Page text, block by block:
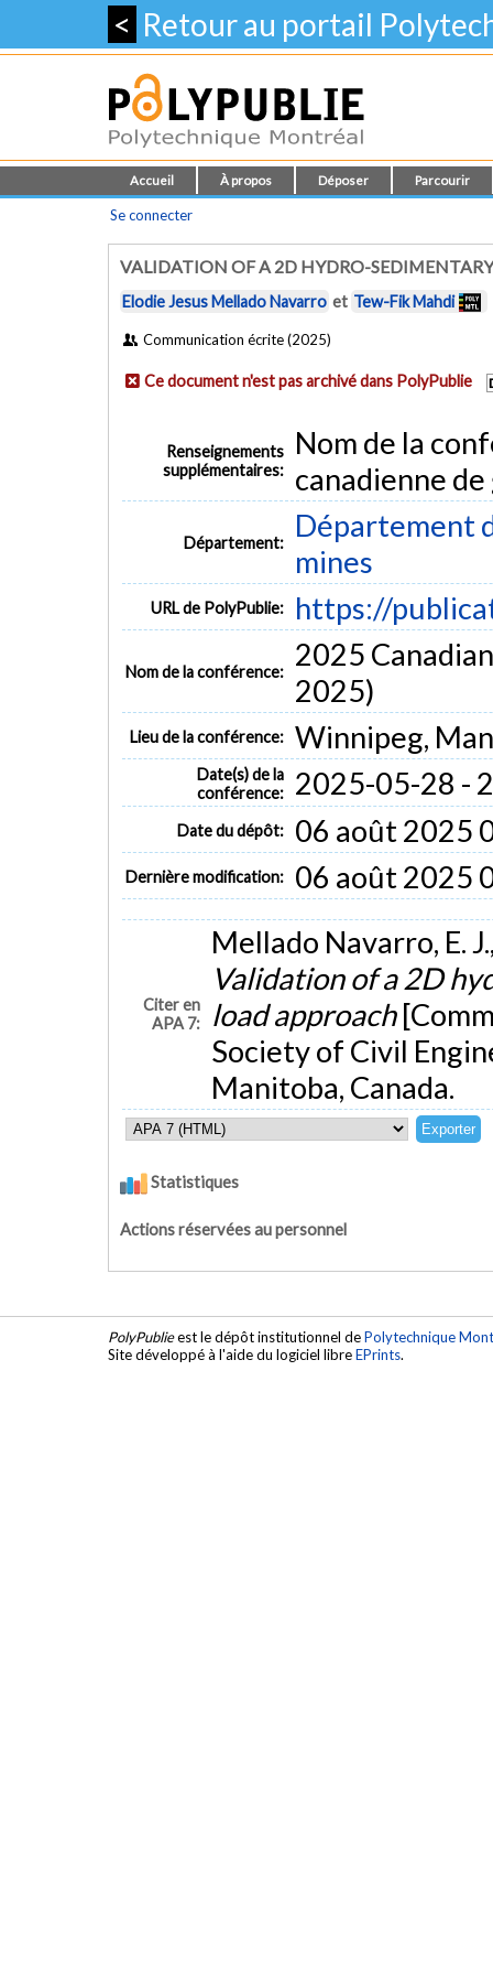
< Retour au portail
Accueil À propos Déposer Parcourir
Se connecter
VALIDATION OF A 2D HYDRO-
Elodie Jesus Mellado Navarro et Tew-Fik Mahdi
Communication écrite (2025)
Ce document n'est pas archivé dans PolyPublie
Renseignements
supplémentaires:
Nom de la
canadienne
Département:
Département
mines
URL de PolyPublie: https://
Nom de la conférence:
2025
2025)
Lieu de la conférence: Winnipeg,
Date(s) de la
conférence:
2025-05-28 -
Date du dépôt: 06 août 2025
Dernière modification: 06 août 2025
Citer en
APA 7:
Mellado Navarro, E.
Validation of a 2D
load approach
Society of Civil
Manitoba, Canada.
Statistiques
Actions réservées au personnel
PolyPublieest le dépôt institutionnel dePolytechnique
Site développé à l'aide du logiciel libreEPrints.